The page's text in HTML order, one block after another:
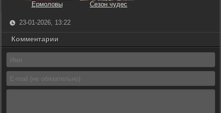
Ермоловы Сезон чудес
23-01-2026, 13:22
Комментарии